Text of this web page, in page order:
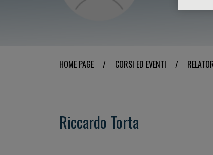
HOME PAGE / CORSI ED EVENTI /
Riccardo Torta